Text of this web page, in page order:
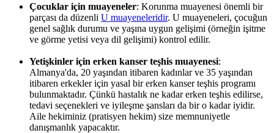
Çocuklar için muayeneler: Korunma muayenesi önemli bir
parçası da düzenli U muayeneleridir. U muayeneleri, çocuğun
genel sağlık durumu ve yaşına uygun gelişimi (örneğin işitme
ve görme yetisi veya dil gelişimi) kontrol edilir.
Yetişkinler için erken kanser teşhis muayenesi:
Almanya'da, 20 yaşından itibaren kadınlar ve 35 yaşından
itibaren erkekler için yasal bir erken kanser teşhis programı
bulunmaktadır. Çünkü hastalık ne kadar erken teşhis edilirse,
tedavi seçenekleri ve iyileşme şansları da bir o kadar iyidir.
Aile hekiminiz (pratisyen hekim) size memnuniyetle
danışmanlık yapacaktır.